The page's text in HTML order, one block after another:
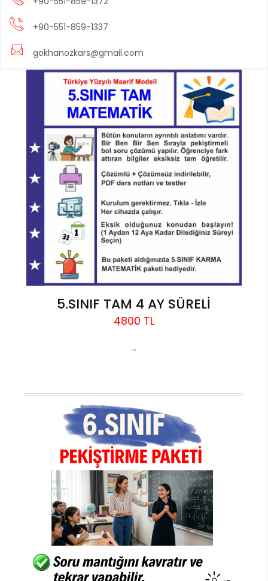
+90-551-859-1337
gokhanozkars@gmail.com
5.SINIF TAM 4 AY SÜRELİ
4800 TL
...